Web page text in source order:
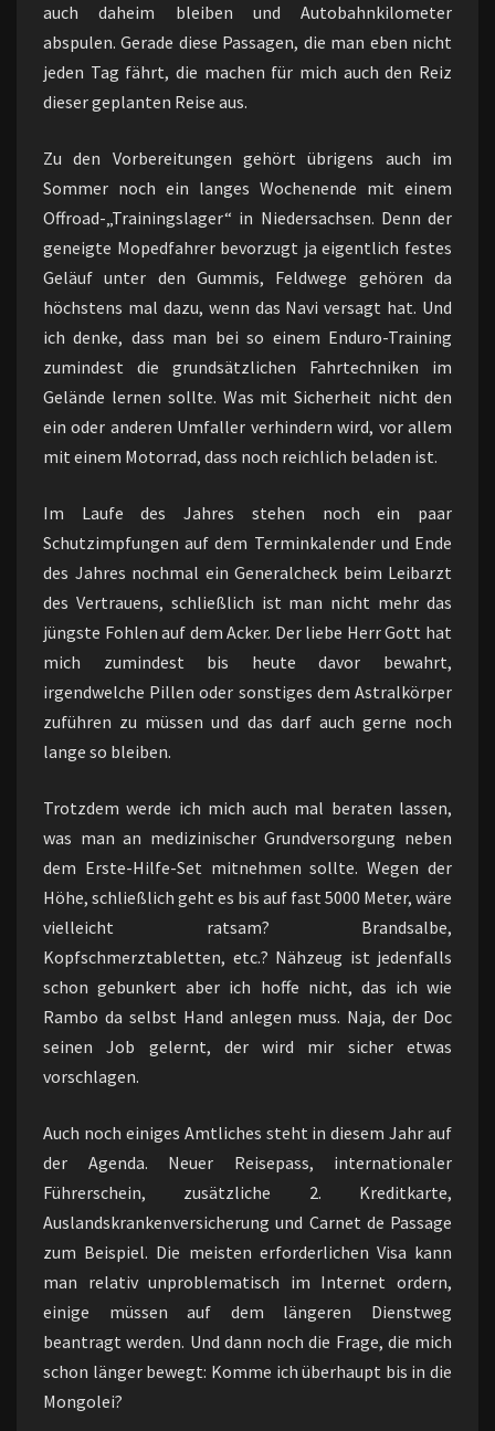
auch daheim bleiben und Autobahnkilometer
abspulen. Gerade diese Passagen, die man eben nicht
jeden Tag fährt, die machen für mich auch den Reiz
dieser geplanten Reise aus.
Zu den Vorbereitungen gehört übrigens auch im
Sommer noch ein langes Wochenende mit einem
Offroad-„Trainingslager“ in Niedersachsen. Denn der
geneigte Mopedfahrer bevorzugt ja eigentlich festes
Geläuf unter den Gummis, Feldwege gehören da
höchstens mal dazu, wenn das Navi versagt hat. Und
ich denke, dass man bei so einem Enduro-Training
zumindest die grundsätzlichen Fahrtechniken im
Gelände lernen sollte. Was mit Sicherheit nicht den
ein oder anderen Umfaller verhindern wird, vor allem
mit einem Motorrad, dass noch reichlich beladen ist.
Im Laufe des Jahres stehen noch ein paar
Schutzimpfungen auf dem Terminkalender und Ende
des Jahres nochmal ein Generalcheck beim Leibarzt
des Vertrauens, schließlich ist man nicht mehr das
jüngste Fohlen auf dem Acker. Der liebe Herr Gott hat
mich zumindest bis heute davor bewahrt,
irgendwelche Pillen oder sonstiges dem Astralkörper
zuführen zu müssen und das darf auch gerne noch
lange so bleiben.
Trotzdem werde ich mich auch mal beraten lassen,
was man an medizinischer Grundversorgung neben
dem Erste-Hilfe-Set mitnehmen sollte. Wegen der
Höhe, schließlich geht es bis auf fast 5000 Meter, wäre
vielleicht ratsam? Brandsalbe,
Kopfschmerztabletten, etc.? Nähzeug ist jedenfalls
schon gebunkert aber ich hoffe nicht, das ich wie
Rambo da selbst Hand anlegen muss. Naja, der Doc
seinen Job gelernt, der wird mir sicher etwas
vorschlagen.
Auch noch einiges Amtliches steht in diesem Jahr auf
der Agenda. Neuer Reisepass, internationaler
Führerschein, zusätzliche 2. Kreditkarte,
Auslandskrankenversicherung und Carnet de Passage
zum Beispiel. Die meisten erforderlichen Visa kann
man relativ unproblematisch im Internet ordern,
einige müssen auf dem längeren Dienstweg
beantragt werden. Und dann noch die Frage, die mich
schon länger bewegt: Komme ich überhaupt bis in die
Mongolei?